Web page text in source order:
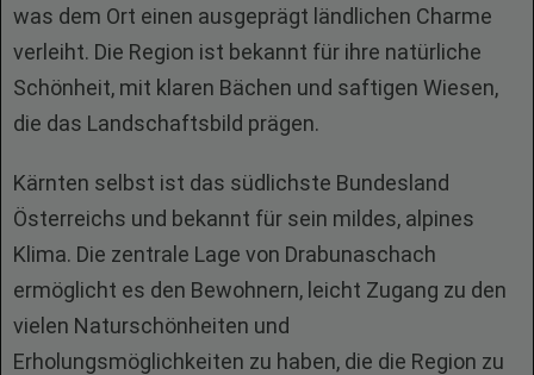
was dem Ort einen ausgeprägt ländlichen Charme
verleiht. Die Region ist bekannt für ihre natürliche
Schönheit, mit klaren Bächen und saftigen Wiesen,
die das Landschaftsbild prägen.
Kärnten selbst ist das südlichste Bundesland
Österreichs und bekannt für sein mildes, alpines
Klima. Die zentrale Lage von Drabunaschach
ermöglicht es den Bewohnern, leicht Zugang zu den
vielen Naturschönheiten und
Erholungsmöglichkeiten zu haben, die die Region zu